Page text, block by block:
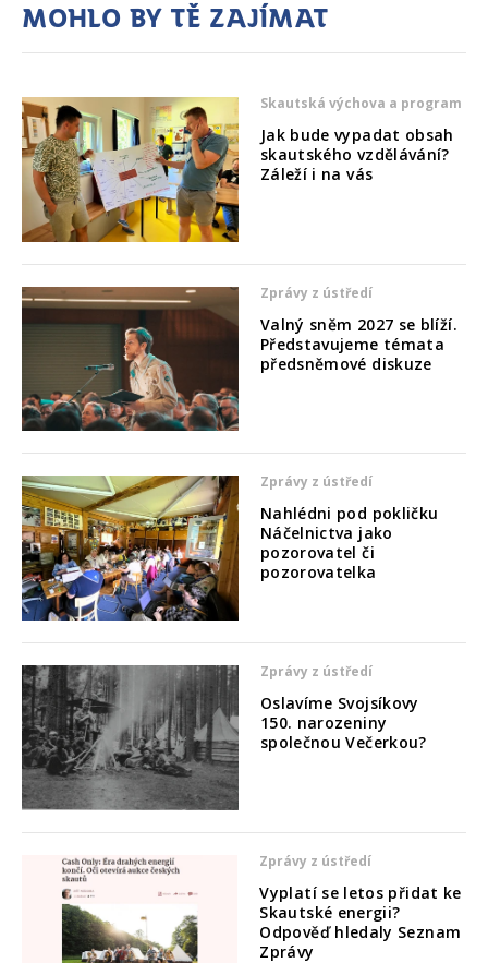
Mohlo by tě zajímat
Skautská výchova a program
Jak bude vypadat obsah
skautského vzdělávání?
Záleží i na vás
Zprávy z ústředí
Valný sněm 2027 se blíží.
Představujeme témata
předsněmové diskuze
Zprávy z ústředí
Nahlédni pod pokličku
Náčelnictva jako
pozorovatel či
pozorovatelka
Zprávy z ústředí
Oslavíme Svojsíkovy
150. narozeniny
společnou Večerkou?
Zprávy z ústředí
Vyplatí se letos přidat ke
Skautské energii?
Odpověď hledaly Seznam
Zprávy